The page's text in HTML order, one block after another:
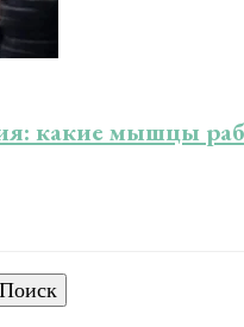
какие мышцы